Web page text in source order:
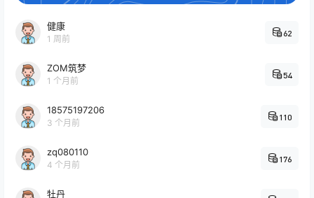
健康
1 周前
62
ZOM筑梦
1 个月前
54
18575197206
3 个月前
110
zq080110
4 个月前
176
牡丹